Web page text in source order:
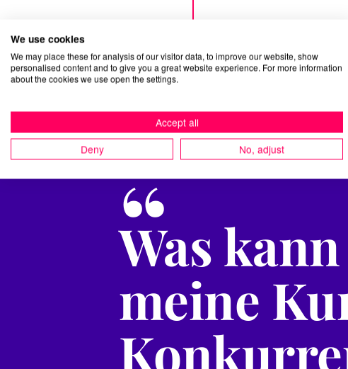
“
Was
meine
We use cookies
We may place these for analysis of our visitor data, to improve our website, show
personalised content and to give you a great website experience. For more information
about the cookies we use open the settings.
Accept all
Deny
No, adjust